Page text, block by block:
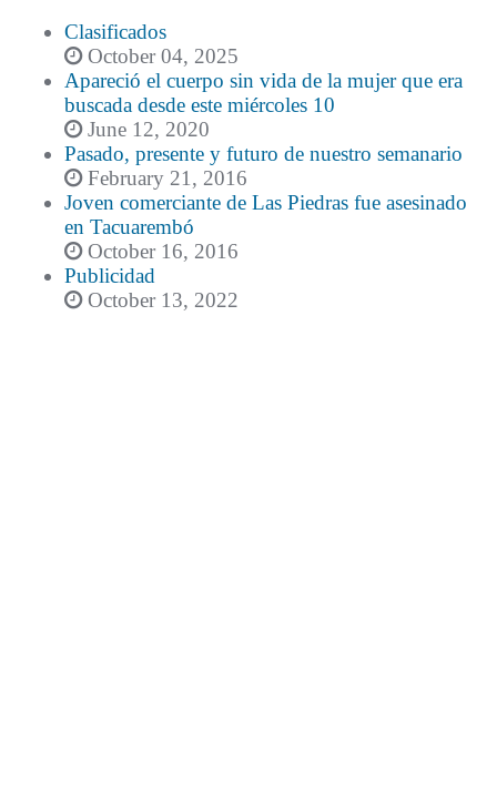
Clasificados
October 04, 2025
Apareció el cuerpo sin vida de la mujer que era
buscada desde este miércoles 10
June 12, 2020
Pasado, presente y futuro de nuestro semanario
February 21, 2016
Joven comerciante de Las Piedras fue asesinado
en Tacuarembó
October 16, 2016
Publicidad
October 13, 2022